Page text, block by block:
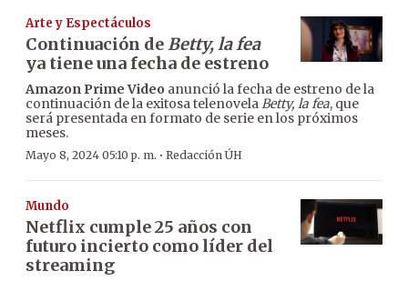
Arte y Espectáculos
Continuación deBetty, la fea
ya tiene una fecha de estreno
Amazon Prime Video anunció la fecha de estreno de la
continuación de la exitosa telenovelaBetty, la fea, que
será presentada en formato de serie en los próximos
meses.
Mayo 8, 2024 05:10 p. m. · Redacción ÚH
Mundo
Netflix cumple 25 años con
futuro incierto como líder del
streaming